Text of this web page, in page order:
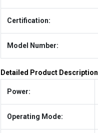
Certification:
Model Number:
Detailed Product Description
Power:
Operating Mode: